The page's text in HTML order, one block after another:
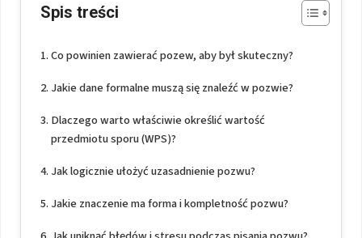
Spis treści
Co powinien zawierać pozew, aby był skuteczny?
Jakie dane formalne muszą się znaleźć w pozwie?
Dlaczego warto właściwie określić wartość
przedmiotu sporu (WPS)?
Jak logicznie ułożyć uzasadnienie pozwu?
Jakie znaczenie ma forma i kompletność pozwu?